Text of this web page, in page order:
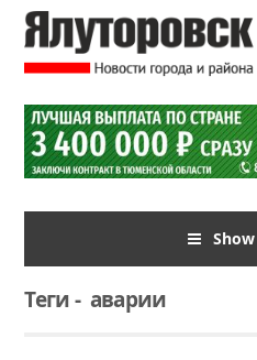
Теги-аварии